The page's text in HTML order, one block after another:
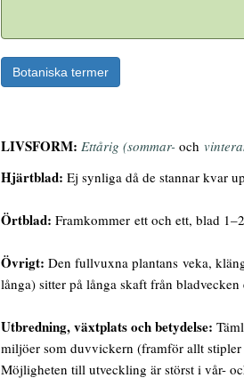
Botaniska termer
LIVSFORM: Ettårig (sommar- och
Hjärtblad: Ej synliga då de stannar kvar
Örtblad: Framkommer ett och ett, blad
Övrigt: Den fullvuxna plantans veka,
långa) sitter på långa skaft från
Utbredning, växtplats och betydelse:
miljöer som duvvickern (framför allt stipler
Möjligheten till utveckling är störst i vår-